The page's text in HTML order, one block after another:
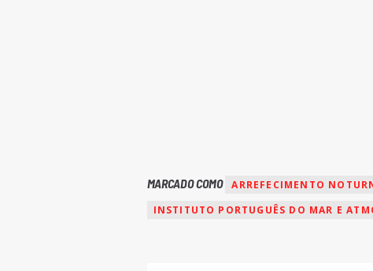
MARCADO COMO ARREFECIMENTO
INSTITUTO PORTUGUÊS DO MAR E